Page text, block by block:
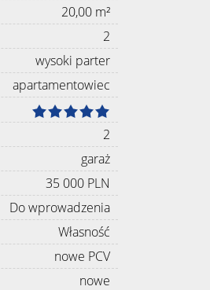
20,00 m²
2
wysoki parter
apartamentowiec
2
garaż
35 000 PLN
Do wprowadzenia
Własność
nowe PCV
nowe